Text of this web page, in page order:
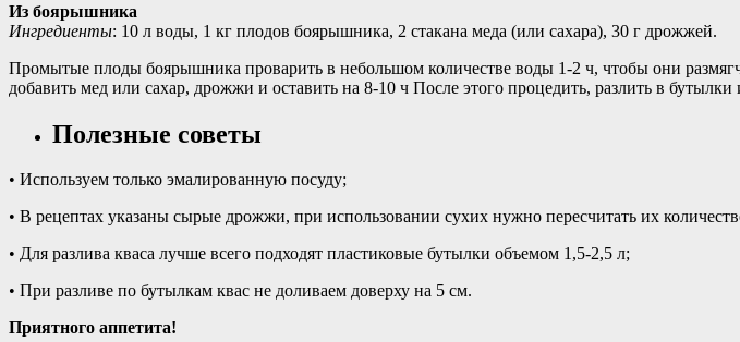
Из боярышника
Ингредиенты: 10 л воды, 1 кг плодов боярышника, 2 стакана меда (или сахара), 30 г дрожжей.
Промытые плоды боярышника проварить в небольшом количестве воды 1-2 ч, чтобы они
добавить мед или сахар, дрожжи и оставить на 8-10 ч После этого процедить, разлить в бутылки
Полезные советы
• Используем только эмалированную посуду;
• В рецептах указаны сырые дрожжи, при использовании сухих нужно пересчитать их
• Для разлива кваса лучше всего подходят пластиковые бутылки объемом 1,5-2,5 л;
• При разливе по бутылкам квас не доливаем доверху на 5 см.
Приятного аппетита!